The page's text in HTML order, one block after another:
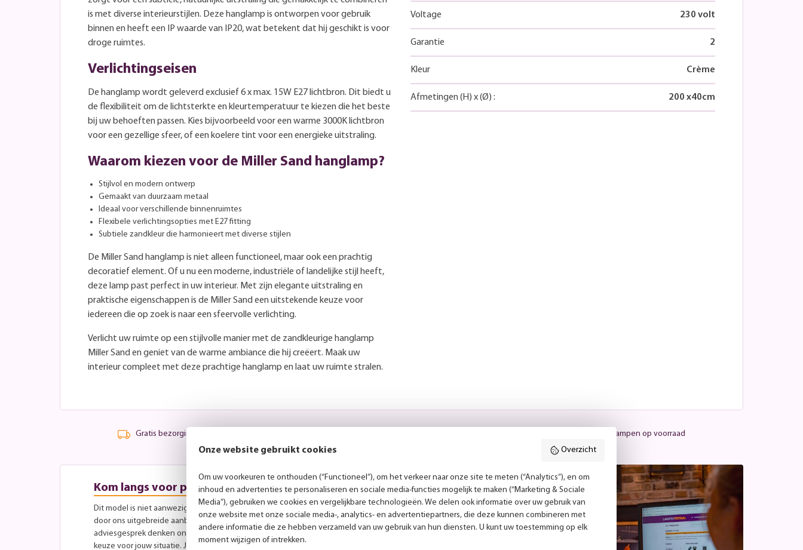
is met diverse interieurstijlen. Deze hanglamp is ontworpen voor gebruik
binnen en heeft een IP waarde van IP20, wat betekent dat hij geschikt is voor
droge ruimtes.
Verlichtingseisen
De hanglamp wordt geleverd exclusief 6 x max. 15W E27 lichtbron. Dit biedt u
de flexibiliteit om de lichtsterkte en kleurtemperatuur te kiezen die het beste
bij uw behoeften passen. Kies bijvoorbeeld voor een warme 3000K lichtbron
voor een gezellige sfeer, of een koelere tint voor een energieke uitstraling.
Waarom kiezen voor de Miller Sand hanglamp?
Stijlvol en modern ontwerp
Gemaakt van duurzaam metaal
Ideaal voor verschillende binnenruimtes
Flexibele verlichtingsopties met E27 fitting
Subtiele zandkleur die harmonieert met diverse stijlen
De Miller Sand hanglamp is niet alleen functioneel, maar ook een prachtig
decoratief element. Of u nu een moderne, industriële of landelijke stijl heeft,
deze lamp past perfect in uw interieur. Met zijn elegante uitstraling en
praktische eigenschappen is de Miller Sand een uitstekende keuze voor
iedereen die op zoek is naar een sfeervolle verlichting.
Verlicht uw ruimte op een stijlvolle manier met de zandkleurige hanglamp
Miller Sand en geniet van de warme ambiance die hij creëert. Maak uw
interieur compleet met deze prachtige hanglamp en laat uw ruimte stralen.
Voltage 230 volt
Garantie 2
Kleur Crème
Afmetingen (H) x(Ø) : 200 x40cm
Gratis bezorging vanaf 99,- Meer dan 25.000 lampen op voorraad
Kom langs voor persoonlijk advies
Dit model is niet aanwezig in onze showroom, maar laat je gerust inspireren
door ons uitgebreide aanbod aan andere modellen. Tijdens een vrijblijvend
adviesgesprek denken onze specialisten graag met je mee over de beste
keuze voor jouw situatie. Je bent altijd welkom tijdens openingstijden. Wil je
Onze website gebruikt cookies Overzicht
Om uw voorkeuren te onthouden (“Functioneel”), om het verkeer naar onze site te meten (“Analytics”), en om
inhoud en advertenties te personaliseren en sociale media-functies mogelijk te maken (“Marketing & Sociale
Media”), gebruiken we cookies en vergelijkbare technologieën. We delen ook informatie over uw gebruik van
onze website met onze sociale media-, analytics- en advertentiepartners, die deze kunnen combineren met
andere informatie die ze hebben verzameld van uw gebruik van hun diensten. U kunt uw toestemming op elk
moment wijzigen of intrekken.